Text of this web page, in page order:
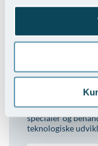
Tilbage til Nyheder
Tilmeld dig
Vil du vide mere
specialer og
teknologiske